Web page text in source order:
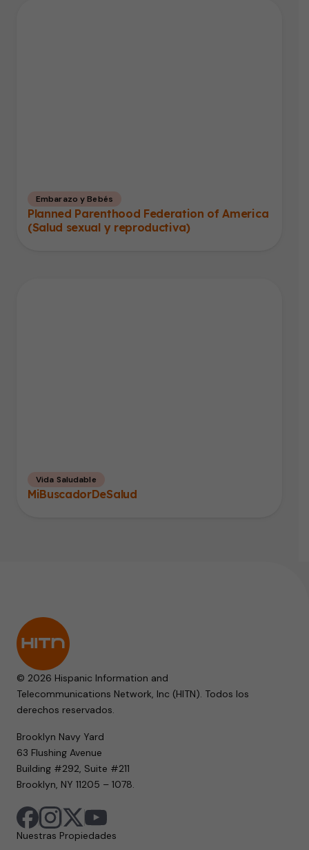
Embarazo y Bebés
Planned Parenthood Federation of America
(Salud sexual y reproductiva)
Vida Saludable
MiBuscadorDeSalud
© 2026 Hispanic Information and
Telecommunications Network, Inc (HITN). Todos los
derechos reservados.
Brooklyn Navy Yard
63 Flushing Avenue
Building #292, Suite #211
Brooklyn, NY 11205 – 1078.
Nuestras Propiedades